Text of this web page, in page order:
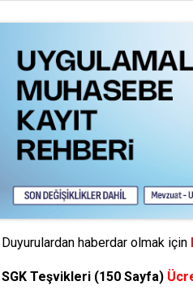
Duyurulardan haberdar olmak için
SGK Teşvikleri (150 Sayfa)